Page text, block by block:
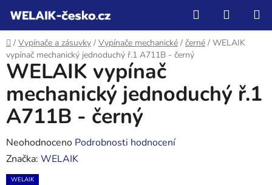
obsah
Hledat
KOŠÍK
Domů
/ Vypínače a zásuvky / Vypínače mechanické / černé / WELAIK
vypínač mechanický jednoduchý ř.1 A711B - černý
WELAIK vypínač
mechanický jednoduchý ř.1
A711B - černý
Průměrné
hodnocení
produktu
Neohodnoceno Podrobnosti hodnocení
Značka: WELAIK
WELAIK